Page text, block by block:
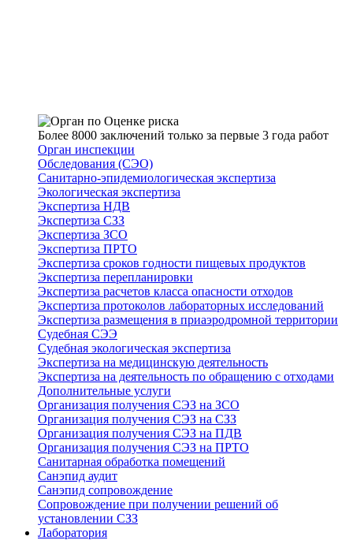
Более 8000 заключений только за первые 3 года работ
Орган инспекции
Обследования (СЭО)
Санитарно-эпидемиологическая экспертиза
Экологическая экспертиза
Экспертиза НДВ
Экспертиза СЗЗ
Экспертиза ЗСО
Экспертиза ПРТО
Экспертиза сроков годности пищевых продуктов
Экспертиза перепланировки
Экспертиза расчетов класса опасности отходов
Экспертиза протоколов лабораторных исследований
Экспертиза размещения в приаэродромной территории
Судебная СЭЭ
Судебная экологическая экспертиза
Экспертиза на медицинскую деятельность
Экспертиза на деятельность по обращению с отходами
Дополнительные услуги
Организация получения СЭЗ на ЗСО
Организация получения СЭЗ на СЗЗ
Организация получения СЭЗ на ПДВ
Организация получения СЭЗ на ПРТО
Санитарная обработка помещений
Санэпид аудит
Санэпид сопровождение
Сопровождение при получении решений об
установлении СЗЗ
Лаборатория